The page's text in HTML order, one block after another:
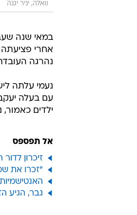
וואלה, יניר יגנה
אחרי
נהרגה
נעמי עלתה
ילדים כאמור,
אל תפספס
זיכרון
"זכרו את
האנטישמיות מתרוממת אחרי
גבר, הגיע